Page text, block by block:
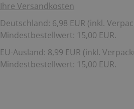
Ihre Versandkosten
Deutschland: 6,98 EUR (inkl.
Mindestbestellwert: 15,00 EUR.
EU-Ausland: 8,99 EUR (inkl.
Mindestbestellwert: 15,00 EUR.